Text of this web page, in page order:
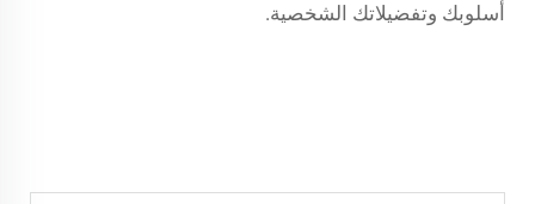
أسلوبك وتفضيلاتك الشخصية.